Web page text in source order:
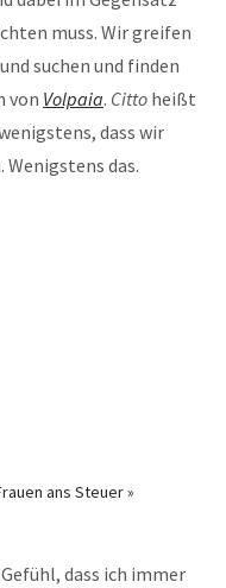
muss. Wir greifen
suchen und finden
von Volpaia. Citto heißt
dass wir
das.
ans Steuer »
dass ich immer